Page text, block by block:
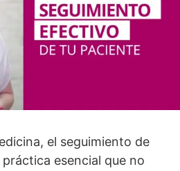
el seguimiento de
esencial que no